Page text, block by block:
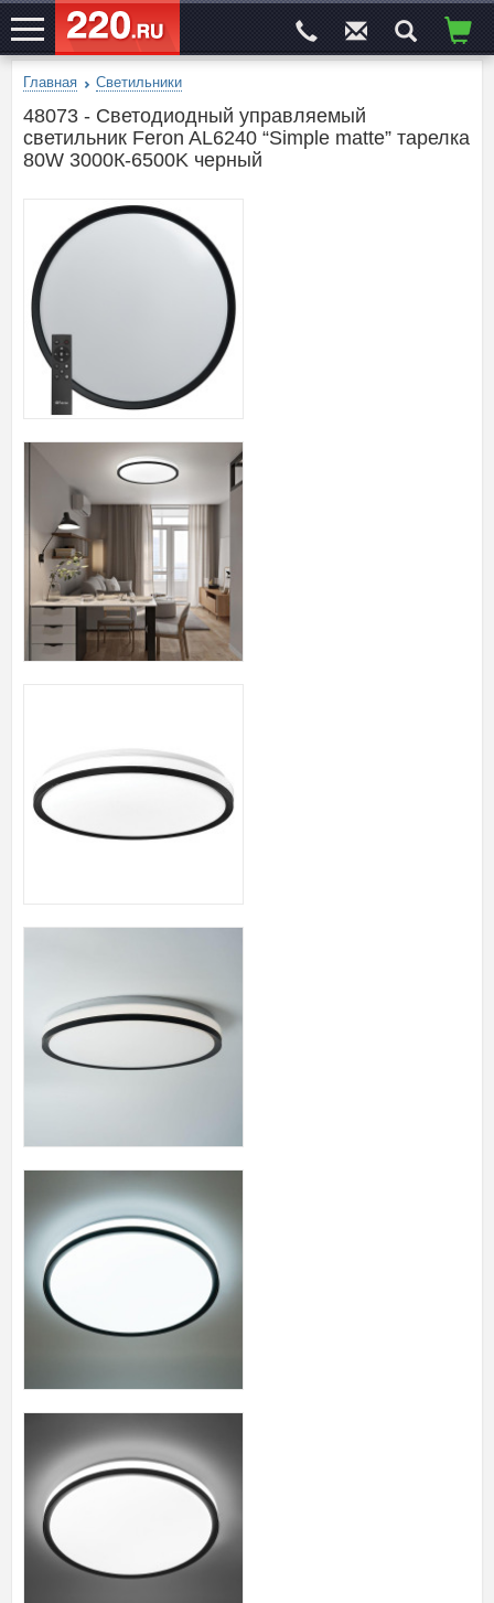
ЭЛЕКТРОСАЙТ№1
Главная Светильники
48073 - Светодиодный управляемый
светильник Feron AL6240 “Simple matte” тарелка
80W 3000К-6500K черный